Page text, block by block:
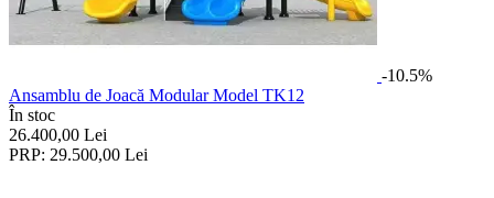
-10.5%
Ansamblu de Joacă Modular Model TK12
În stoc
26.400,00 Lei
PRP: 29.500,00 Lei